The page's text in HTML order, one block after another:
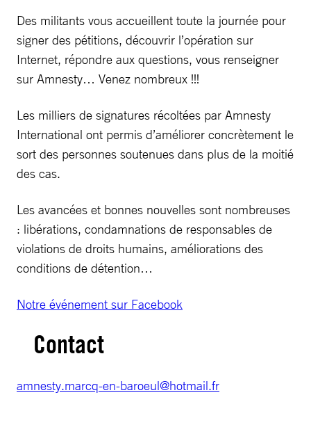
Des militants vous accueillent toute la journée pour
signer des pétitions, découvrir l’opération sur
Internet, répondre aux questions, vous renseigner
sur Amnesty… Venez nombreux !!!
Les milliers de signatures récoltées par Amnesty
International ont permis d’améliorer concrètement le
sort des personnes soutenues dans plus de la moitié
des cas.
Les avancées et bonnes nouvelles sont nombreuses
: libérations, condamnations de responsables de
violations de droits humains, améliorations des
conditions de détention…
Notre événement sur Facebook
Contact
amnesty.marcq-en-baroeul@hotmail.fr